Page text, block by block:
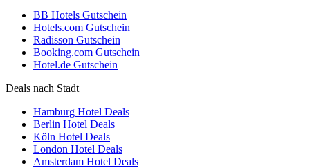
BB Hotels Gutschein
Hotels.com Gutschein
Radisson Gutschein
Booking.com Gutschein
Hotel.de Gutschein
Deals nach Stadt
Hamburg Hotel Deals
Berlin Hotel Deals
Köln Hotel Deals
London Hotel Deals
Amsterdam Hotel Deals